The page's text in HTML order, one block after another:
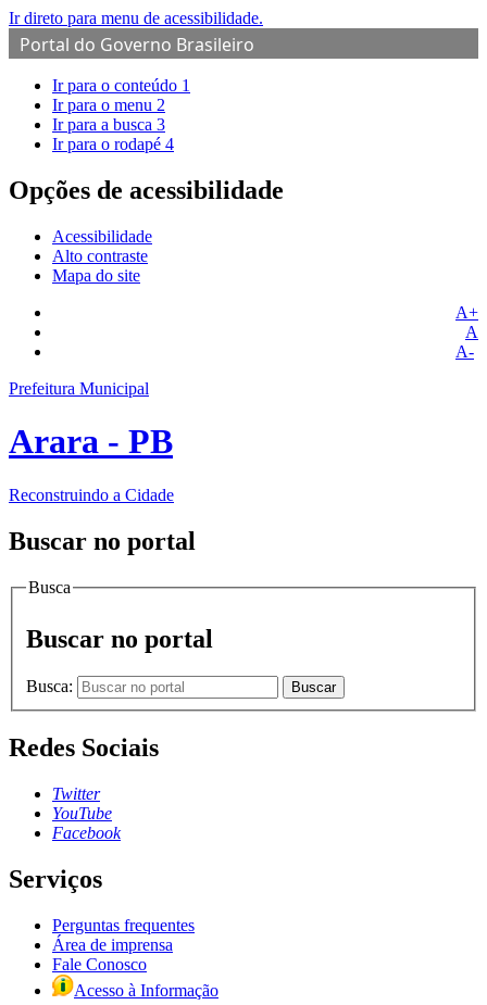
Ir direto para menu de acessibilidade.
Portal do Governo Brasileiro
Ir para o conteúdo 1
Ir para o menu 2
Ir para a busca 3
Ir para o rodapé 4
Opções de acessibilidade
Acessibilidade
Alto contraste
Mapa do site
A+
A
A-
Prefeitura Municipal
Arara - PB
Reconstruindo a Cidade
Buscar no portal
Busca
Buscar no portal
Busca: Buscar
Redes Sociais
Twitter
YouTube
Facebook
Serviços
Perguntas frequentes
Área de imprensa
Fale Conosco
Acesso à Informação